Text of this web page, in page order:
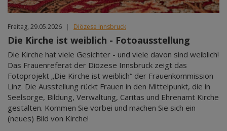
Freitag, 29.05.2026 | Diözese Innsbruck
Die Kirche ist weiblich - Fotoausstellung
Die Kirche hat viele Gesichter - und viele davon sind weiblich!
Das Frauenreferat der Diözese Innsbruck zeigt das
Fotoprojekt „Die Kirche ist weiblich“ der Frauenkommission
Linz. Die Ausstellung rückt Frauen in den Mittelpunkt, die in
Seelsorge, Bildung, Verwaltung, Caritas und Ehrenamt Kirche
gestalten. Kommen Sie vorbei und machen Sie sich ein
(neues) Bild von Kirche!